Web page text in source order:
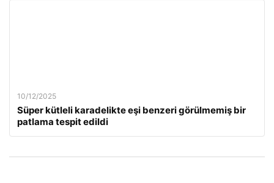
10/12/2025
Süper kütleli karadelikte eşi benzeri görülmemiş bir
patlama tespit edildi